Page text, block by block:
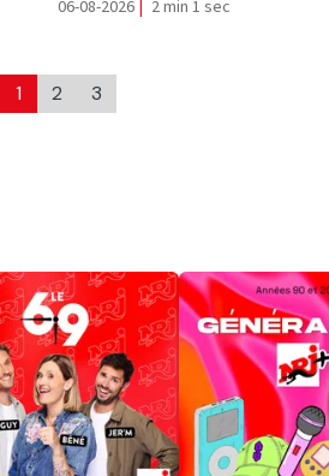
06-08-2026 | 2 min 1 sec
1 2 3